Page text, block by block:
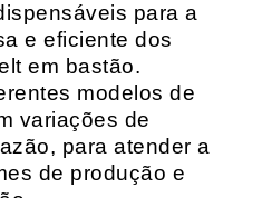
para a
e eficiente dos
em bastão.
modelos de
variações de
para atender a
de produção e